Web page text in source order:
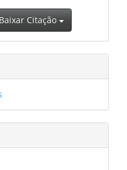
Baixar Citação